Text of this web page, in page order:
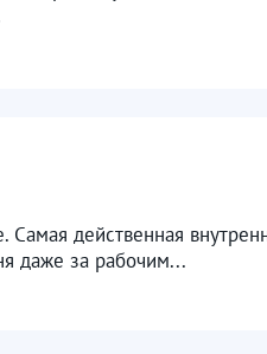
действенная
даже за рабочим...